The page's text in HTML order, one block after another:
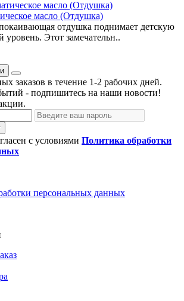
масло (Отдушка)
отдушка поднимает детскую
Этот замечательн..
заказов в течение 1-2 рабочих дней.
- подпишитесь на наши новости!
с условиями Политика обработки
персональных данных